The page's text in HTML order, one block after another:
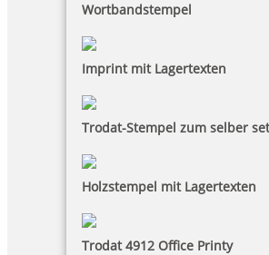
Wortbandstempel
Imprint mit Lagertexten
Trodat-Stempel zum selber
Holzstempel mit Lagertexten
Trodat 4912 Office Printy